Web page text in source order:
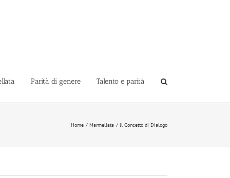
Parità di genere Talento e parità
Home Marmellata ll Concetto di Dialogo